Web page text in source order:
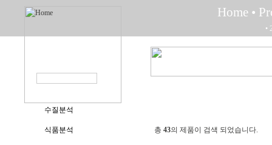
Home •
•
수질분석
식품분석 총 43의 제품이 검색 되었습니다.